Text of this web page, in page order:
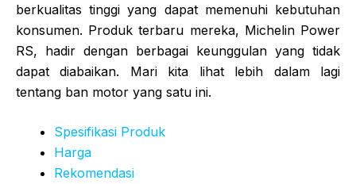
berkualitas tinggi yang dapat memenuhi kebutuhan
konsumen. Produk terbaru mereka, Michelin Power
RS, hadir dengan berbagai keunggulan yang tidak
dapat diabaikan. Mari kita lihat lebih dalam lagi
tentang ban motor yang satu ini.
Spesifikasi Produk
Harga
Rekomendasi